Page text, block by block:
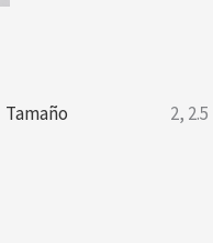
Tamaño 2, 2.5